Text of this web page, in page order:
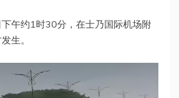
午约1时30分，在士乃国际机场附
生。